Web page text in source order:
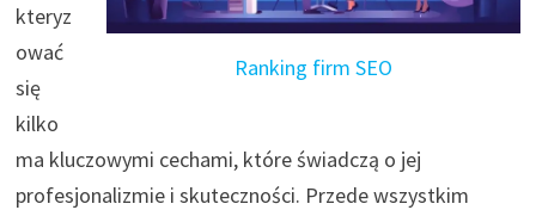
Ranking firm SEO
kteryz
ować
się
kilko
ma kluczowymi cechami, które świadczą o jej
profesjonalizmie i skuteczności. Przede wszystkim